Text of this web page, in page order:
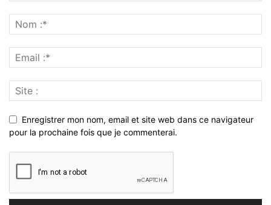
Enregistrer mon nom, email et site web dans ce navigateur
pour la prochaine fois que je commenterai.